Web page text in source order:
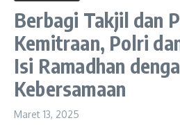
Berbagi Takjil dan
Kemitraan, Polri
Isi Ramadhan
Kebersamaan
Maret 13, 2025